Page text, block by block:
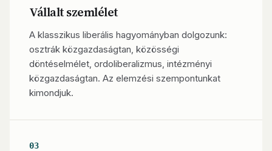
Vállalt szemlélet
A klasszikus liberális hagyományban dolgozunk:
osztrák közgazdaságtan, közösségi
döntéselmélet, ordoliberalizmus, intézményi
közgazdaságtan. Az elemzési szempontunkat
kimondjuk.
03